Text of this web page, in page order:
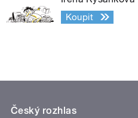
Koupit
Český rozhlas